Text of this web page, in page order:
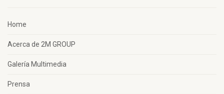
Home
Acerca de 2M GROUP
Galería Multimedia
Prensa